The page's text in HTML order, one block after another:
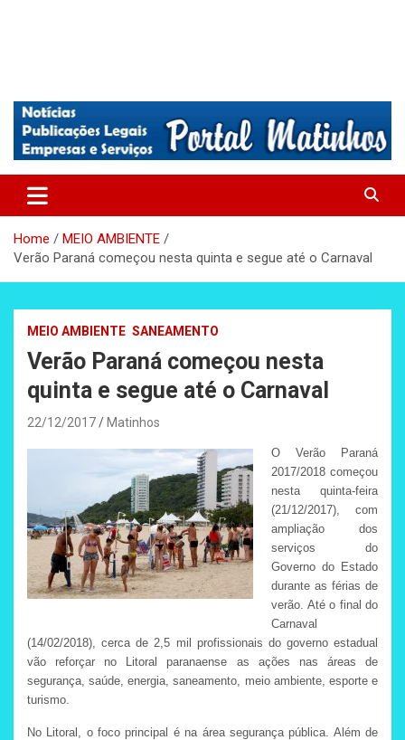
Matinhos – Praia de Matinhos
Home
MEIO AMBIENTE
Verão Paraná começou nesta quinta e segue até o Carnaval
MEIO AMBIENTE SANEAMENTO
Verão Paraná começou nesta
quinta e segue até o Carnaval
22/12/2017 Matinhos
O Verão Paraná
2017/2018 começou
nesta quinta-feira
(21/12/2017), com
ampliação dos
serviços do
Governo do Estado
durante as férias de
verão. Até o final do
Carnaval
(14/02/2018), cerca de 2,5 mil profissionais do governo estadual
vão reforçar no Litoral paranaense as ações nas áreas de
segurança, saúde, energia, saneamento, meio ambiente, esporte e
turismo.
No Litoral, o foco principal é na área segurança pública. Além de